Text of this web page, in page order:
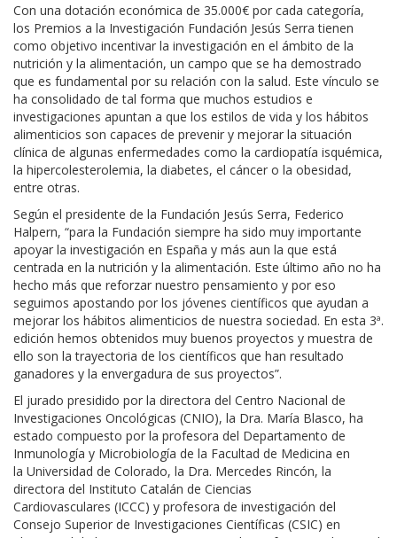
Con una dotación económica de 35.000€ por cada categoría,
los Premios a la Investigación Fundación Jesús Serra tienen
como objetivo incentivar la investigación en el ámbito de la
nutrición y la alimentación, un campo que se ha demostrado
que es fundamental por su relación con la salud. Este vínculo se
ha consolidado de tal forma que muchos estudios e
investigaciones apuntan a que los estilos de vida y los hábitos
alimenticios son capaces de prevenir y mejorar la situación
clínica de algunas enfermedades como la cardiopatía isquémica,
la hipercolesterolemia, la diabetes, el cáncer o la obesidad,
entre otras.
Según el presidente de la Fundación Jesús Serra, Federico
Halpern, “para la Fundación siempre ha sido muy importante
apoyar la investigación en España y más aun la que está
centrada en la nutrición y la alimentación. Este último año no ha
hecho más que reforzar nuestro pensamiento y por eso
seguimos apostando por los jóvenes científicos que ayudan a
mejorar los hábitos alimenticios de nuestra sociedad. En esta 3ª.
edición hemos obtenidos muy buenos proyectos y muestra de
ello son la trayectoria de los científicos que han resultado
ganadores y la envergadura de sus proyectos”.
El jurado presidido por la directora del Centro Nacional de
Investigaciones Oncológicas (CNIO), la Dra. María Blasco, ha
estado compuesto por la profesora del Departamento de
Inmunología y Microbiología de la Facultad de Medicina en
la Universidad de Colorado, la Dra. Mercedes Rincón, la
directora del Instituto Catalán de Ciencias
Cardiovasculares (ICCC) y profesora de investigación del
Consejo Superior de Investigaciones Científicas (CSIC) en